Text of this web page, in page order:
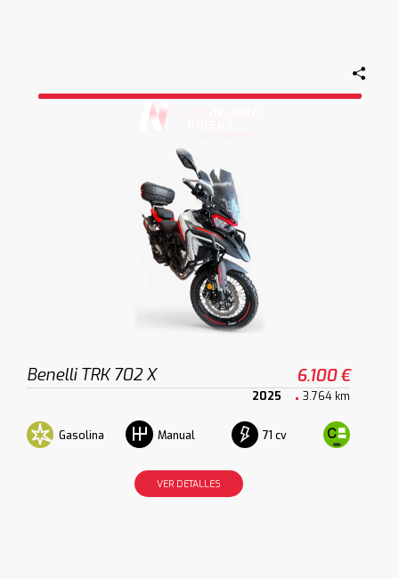
Benelli TRK 702 X 6.100 €
2025 3.764 km
Gasolina Manual 71 cv
VER DETALLES